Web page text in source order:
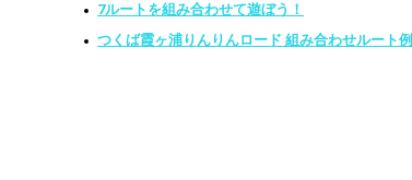
7ルートを組み合わせて遊ぼう！
つくば霞ヶ浦りんりんロード 組み合わせルート例